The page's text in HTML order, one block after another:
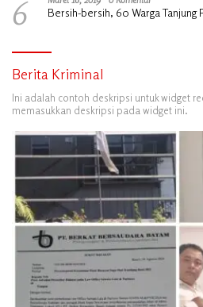
6 Bersih-bersih, 60 Warga Tanjung
Berita Kriminal
Ini adalah contoh deskripsi untuk widget
memasukkan deskripsi pada widget ini.